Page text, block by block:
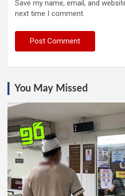
Save my name, email, and
next time I comment.
You May Missed